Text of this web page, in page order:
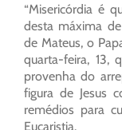
“Misericórdia é
desta máxima
de Mateus, o
quarta-feira, 13,
provenha do
figura de Jesus
remédios para
Eucaristia.